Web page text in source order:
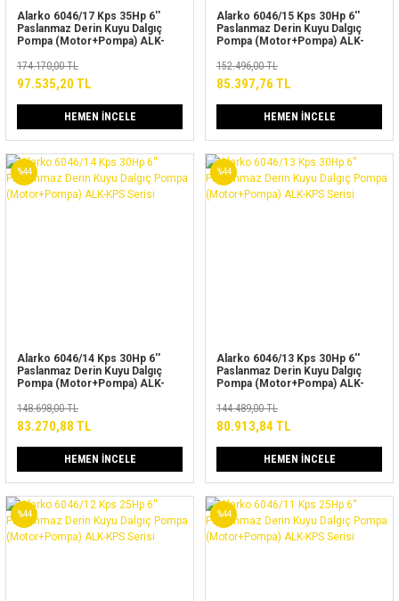
Alarko 6046/17 Kps 35Hp 6''
Paslanmaz Derin Kuyu Dalgıç
Pompa (Motor+Pompa) ALK-
174.170,00 TL
97.535,20 TL
HEMEN İNCELE
Alarko 6046/15 Kps 30Hp 6''
Paslanmaz Derin Kuyu Dalgıç
Pompa (Motor+Pompa) ALK-
152.496,00 TL
85.397,76 TL
HEMEN İNCELE
%44
Alarko 6046/14 Kps 30Hp 6''
Paslanmaz Derin Kuyu Dalgıç
Pompa (Motor+Pompa) ALK-
148.698,00 TL
83.270,88 TL
HEMEN İNCELE
%44
Alarko 6046/13 Kps 30Hp 6''
Paslanmaz Derin Kuyu Dalgıç
Pompa (Motor+Pompa) ALK-
144.489,00 TL
80.913,84 TL
HEMEN İNCELE
%44 %44